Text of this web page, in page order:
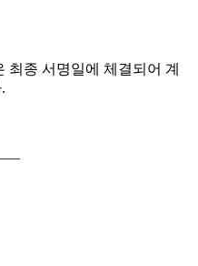
최종 서명일에 체결되어 계